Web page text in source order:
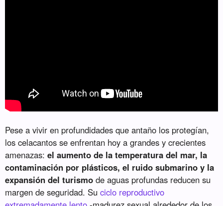
Pese a vivir en profundidades que antaño los protegían,
los celacantos se enfrentan hoy a grandes y crecientes
amenazas:el aumento de la temperatura del mar, la
contaminación por plásticos, el ruido submarino y la
expansión del turismo de aguas profundas reducen su
margen de seguridad. Suciclo reproductivo